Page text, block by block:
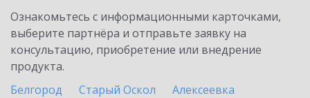
Ознакомьтесь с информационными карточками,
выберите партнёра и отправьте заявку на
консультацию, приобретение или внедрение
продукта.
Белгород
Старый Оскол
Алексеевка